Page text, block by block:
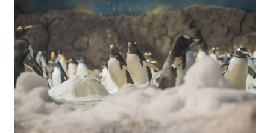
especialmente a los animales exóticos y propios de zonas
tropicales. Es el caso, por ejemplo, de las jirafas, que ya
cuentan con focos de calor y generadores de aire caliente
que mantienen sus cobijos aclimatados siempre por encima
de los 15 grados. Otras especies, como los primates
(lémures, colobos y cercopitecos) y los reptiles, como las
tortugas, también requieren una atención especial por
parte de los cuidadores en cuanto el termómetro ...